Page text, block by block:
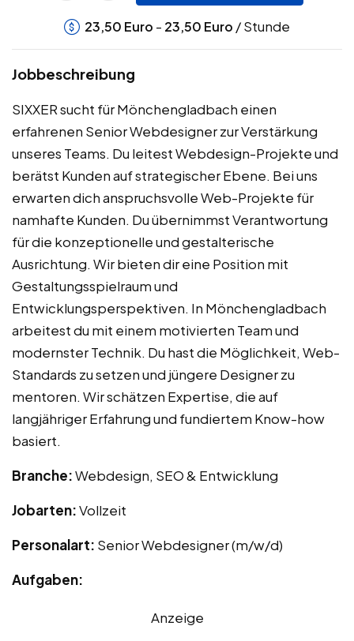
23,50 Euro - 23,50 Euro / Stunde
Jobbeschreibung
SIXXER sucht für Mönchengladbach einen
erfahrenen Senior Webdesigner zur Verstärkung
unseres Teams. Du leitest Webdesign-Projekte und
berätst Kunden auf strategischer Ebene. Bei uns
erwarten dich anspruchsvolle Web-Projekte für
namhafte Kunden. Du übernimmst Verantwortung
für die konzeptionelle und gestalterische
Ausrichtung. Wir bieten dir eine Position mit
Gestaltungsspielraum und
Entwicklungsperspektiven. In Mönchengladbach
arbeitest du mit einem motivierten Team und
modernster Technik. Du hast die Möglichkeit, Web-
Standards zu setzen und jüngere Designer zu
mentoren. Wir schätzen Expertise, die auf
langjähriger Erfahrung und fundiertem Know-how
basiert.
Branche:Webdesign, SEO & Entwicklung
Jobarten:Vollzeit
Personalart: Senior Webdesigner (m/w/d)
Aufgaben:
Anzeige